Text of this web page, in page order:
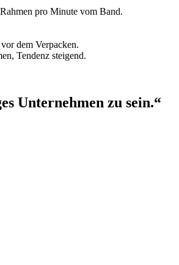
pro Minute vom Band.
dem Verpacken.
Tendenz steigend.
Unternehmen zu sein.“